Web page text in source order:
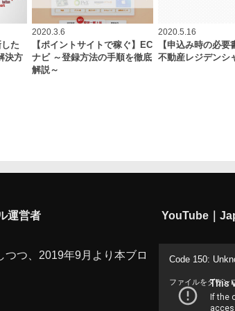
た
決方
2020.3.6
【ポイントサイトで稼ぐ】EC
ナビ ～登録方法の手順を徹底
解説～
2020.5.16
【申込み時の必要
不動産レジデンシ
運営者
つつ、2019年9月より本ブロ
YouTube｜
Code 150:
ファイルをダウン